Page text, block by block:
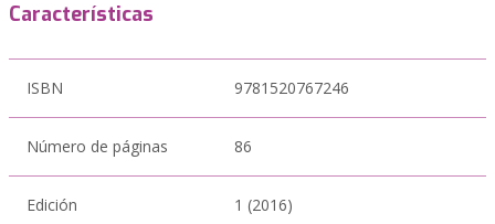
Características
ISBN 9781520767246
Número de páginas 86
Edición 1 (2016)